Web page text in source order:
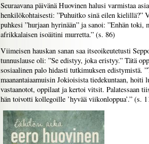
Seuraavana päivänä Huovinen halusi varmistaa
henkilökohtaisesti: ”Puhuitko sinä eilen kielillä?”
puhkesi ”hurjaan hyrinään” ja sanoi: ”Enhän toki,
afrikkalaisen isoäitini murretta.” (s. 86)
Viimeisen hauskan sanan saa itseoikeutetusti
tunnuslause oli: ”Se edistyy, joka eristyy.” Tätä
sosiaalinen palo hidasti tutkimuksen edistymistä.
maanantaiaamuisin Jokioisista tiedekuntaan, hoiti
vastaanotot, oppilaat ja kertoi vitsit. Palatessaan
hän toivotti kollegoille ’hyvää viikonloppua’.” (s.